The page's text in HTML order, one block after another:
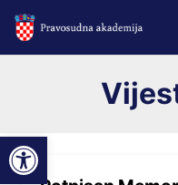
Open toolbar